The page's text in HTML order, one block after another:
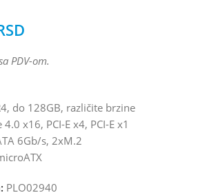
PDV-om.
do 128GB, različite brzine
4.0 x16, PCI-E x4, PCI-E x1
6Gb/s, 2xM.2
PLO02940